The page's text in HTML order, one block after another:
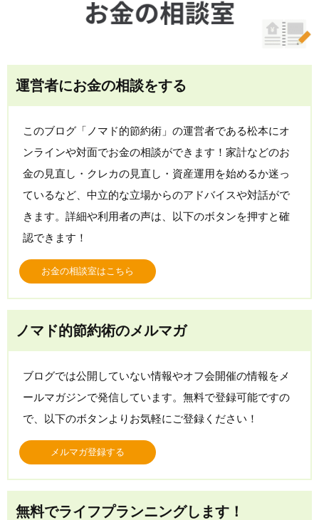
運営者にお金の相談をする
このブログ「ノマド的節約術」の運営者である松本にオ
ンラインや対面でお金の相談ができます！家計などのお
金の見直し・クレカの見直し・資産運用を始めるか迷っ
ているなど、中立的な立場からのアドバイスや対話がで
きます。詳細や利用者の声は、以下のボタンを押すと確
認できます！
お金の相談室はこちら
ノマド的節約術のメルマガ
ブログでは公開していない情報やオフ会開催の情報をメ
ールマガジンで発信しています。無料で登録可能ですの
で、以下のボタンよりお気軽にご登録ください！
メルマガ登録する
無料でライフプランニングします！